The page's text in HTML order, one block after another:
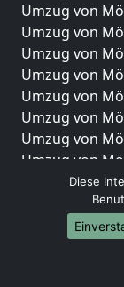
Umzug von
Umzug von
Umzug von
Umzug von
Umzug von
Umzug von
Umzug von
Umzug von
Umzug von
Umzug von
Umzug von
Diese